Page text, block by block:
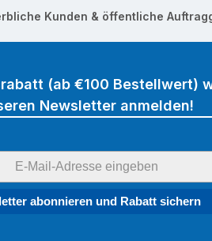
Kunden & öffentliche
(ab €100 Bestellwert)
Newsletter anmelden!
abonnieren und Rabatt sichern